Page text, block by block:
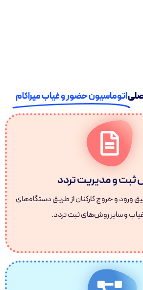
اتوماسیون حضور و غیاب میراکام
ثبت و مدیریت تردد
ورود و خروج کارکنان از طریق دستگاه‌های
و سایر روش‌های ثبت تردد.